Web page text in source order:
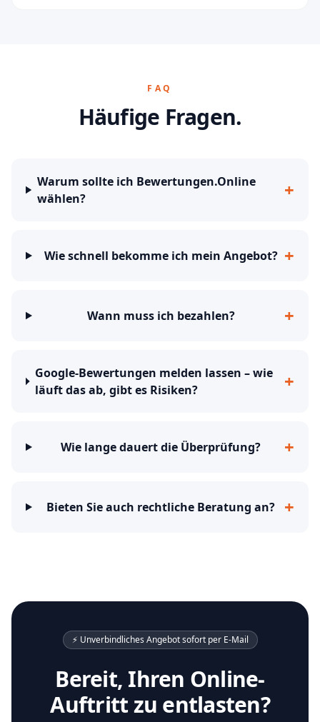
FAQ
Häufige Fragen.
Warum sollte ich Bewertungen.Online
wählen?
+
Wie schnell bekomme ich mein Angebot? +
Wann muss ich bezahlen? +
Google-Bewertungen melden lassen – wie
läuft das ab, gibt es Risiken?
+
Wie lange dauert die Überprüfung? +
Bieten Sie auch rechtliche Beratung an? +
⚡ Unverbindliches Angebot sofort per E-Mail
Bereit, Ihren Online-
Auftritt zu entlasten?